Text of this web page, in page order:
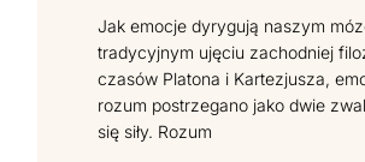
Jak emocje dyrygują naszym
tradycyjnym ujęciu zachodniej
czasów Platona i Kartezjusza,
rozum postrzegano jako dwie
się siły. Rozum